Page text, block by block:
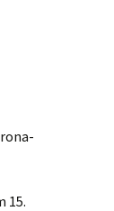
15.